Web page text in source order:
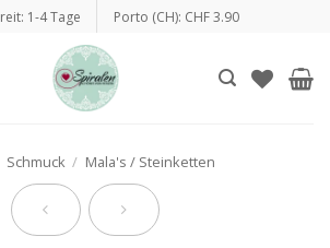
1-4 Tage Porto (CH): CHF 3.90
Schmuck / Mala's / Steinketten